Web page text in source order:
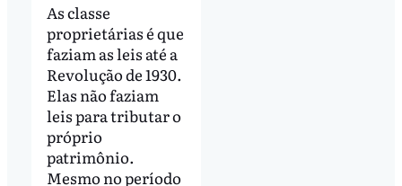
As classe
proprietárias é que
faziam as leis até a
Revolução de 1930.
Elas não faziam
leis para tributar o
próprio
patrimônio.
Mesmo no período